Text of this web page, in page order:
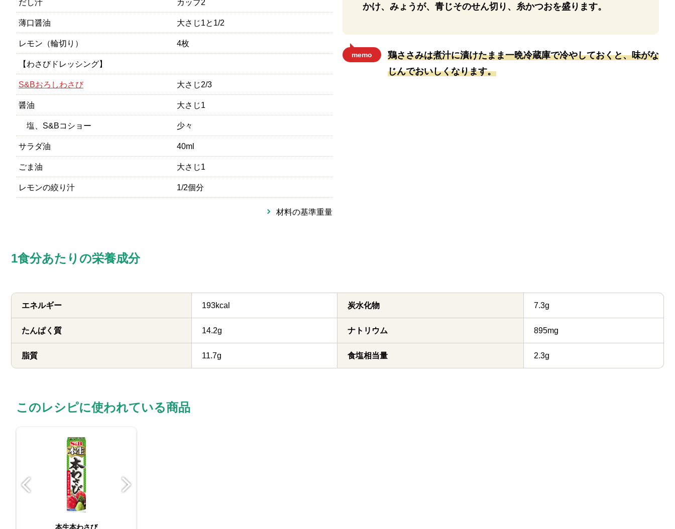
だし汁 カップ2
薄口醤油 大さじ1と1/2
レモン（輪切り） 4枚
【わさびドレッシング】
S&Bおろしわさび 大さじ2/3
醤油 大さじ1
塩、S&Bコショー 少々
サラダ油 40ml
ごま油 大さじ1
レモンの絞り汁 1/2個分
材料の基準重量
かけ、みょうが、青じそのせん切り、糸かつおを盛ります。
memo
鶏ささみは煮汁に漬けたまま一晩冷蔵庫で冷やしておくと、味がな
じんでおいしくなります。
1食分あたりの栄養成分
エネルギー 193kcal
たんぱく質 14.2g
脂質 11.7g
炭水化物 7.3g
ナトリウム 895mg
食塩相当量 2.3g
このレシピに使われている商品
本生本わさび